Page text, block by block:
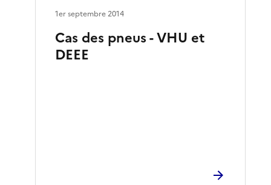
Cas des pneus - VHU et
DEEE
1er septembre 2014